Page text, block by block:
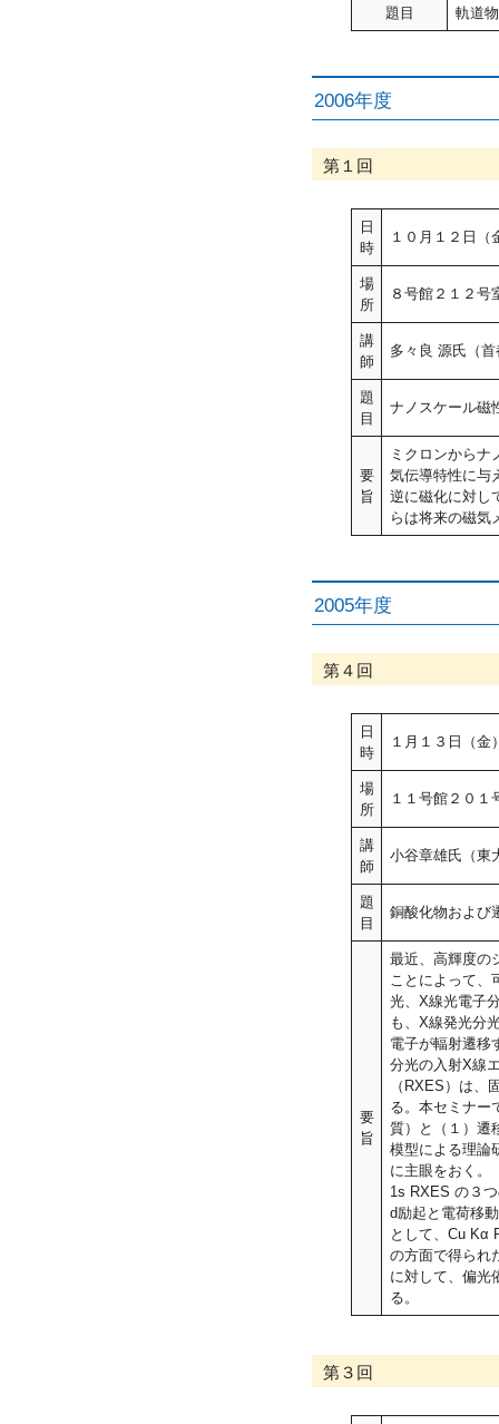
題目 軌道
2006年度
第１回
日
時
１０月１２日
場
所
８号館２１２号
講
師
多々良 源氏（
題
目
ナノスケール磁
要
旨
ミクロンからナ
気伝導特性に与
逆に磁化に対し
らは将来の磁気
2005年度
第４回
日
時
１月１３日（金
場
所
１１号館２０１
講
師
小谷章雄氏（東
題
目
銅酸化物および
要
旨
最近、高輝度の
ことによって、
光、X線光電子
も、X線発光分
電子が輻射遷移
分光の入射X線
（RXES）は、
る。本セミナー
質）と（１）遷
模型による理論
に主眼をおく。
1s RXES の３
d励起と電荷移
として、Cu Kα
の方面で得られ
に対して、偏光
る。
第３回